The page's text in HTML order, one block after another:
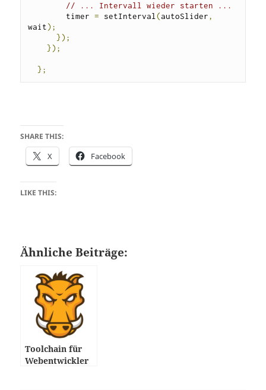
// ... Intervall wieder starten ...
        timer
= setInterval(autoSlider,
wait);
});
});
};
SHARE THIS:
X Facebook
LIKE THIS:
Ähnliche Beiträge:
Toolchain für
Webentwickler